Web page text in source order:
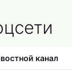
канал